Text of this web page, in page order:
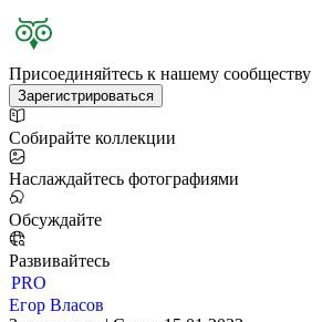
Присоединяйтесь к нашему сообществу
Зарегистрироваться
Собирайте коллекции
Наслаждайтесь фотографиями
Обсуждайте
Развивайтесь
PRO
Егор Власов